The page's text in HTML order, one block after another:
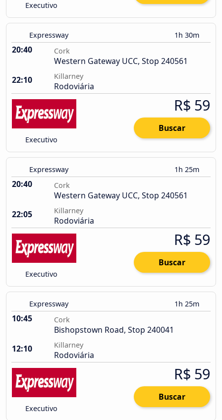
Executivo
Expressway 1h 30m
20:40 Cork
Western Gateway UCC, Stop 240561
22:10
Killarney
Rodoviária
Executivo
R$ 59
Buscar
Expressway 1h 25m
20:40 Cork
Western Gateway UCC, Stop 240561
22:05
Killarney
Rodoviária
Executivo
R$ 59
Buscar
Expressway 1h 25m
10:45 Cork
Bishopstown Road, Stop 240041
12:10
Killarney
Rodoviária
Executivo
R$ 59
Buscar